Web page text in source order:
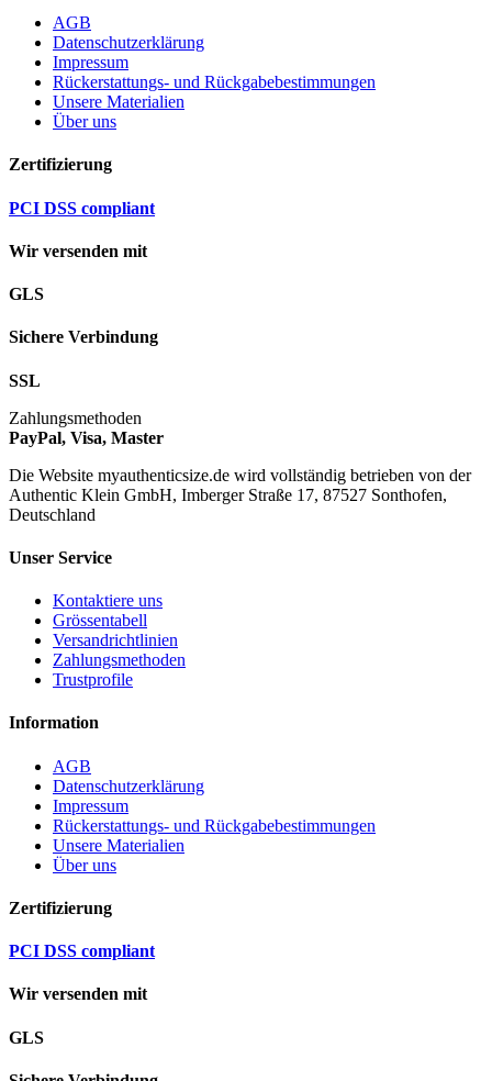
AGB
Datenschutzerklärung
Impressum
Rückerstattungs- und Rückgabebestimmungen
Unsere Materialien
Über uns
Zertifizierung
PCI DSS compliant
Wir versenden mit
GLS
Sichere Verbindung
SSL
Zahlungsmethoden
PayPal, Visa, Master
Die Website myauthenticsize.de wird vollständig betrieben von der
Authentic Klein GmbH, Imberger Straße 17, 87527 Sonthofen,
Deutschland
Unser Service
Kontaktiere uns
Grössentabell
Versandrichtlinien
Zahlungsmethoden
Trustprofile
Information
AGB
Datenschutzerklärung
Impressum
Rückerstattungs- und Rückgabebestimmungen
Unsere Materialien
Über uns
Zertifizierung
PCI DSS compliant
Wir versenden mit
GLS